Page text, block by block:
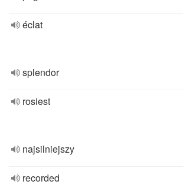
éclat
splendor
rosiest
najsilniejszy
recorded